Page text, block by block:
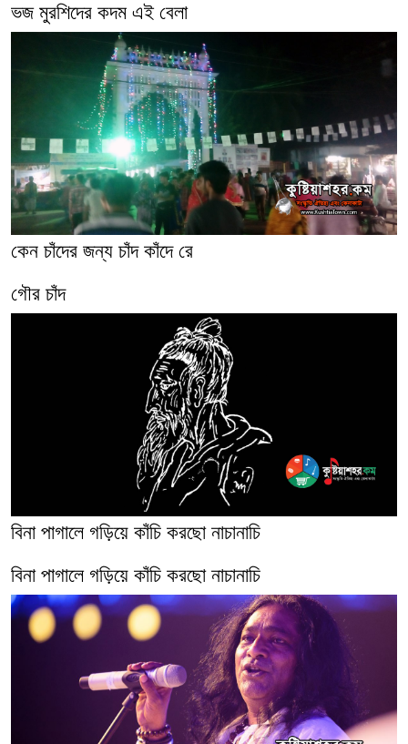
ভজ মুরশিদের কদম এই বেলা
কেন চাঁদের জন্য চাঁদ কাঁদে রে
গৌর চাঁদ
বিনা পাগালে গড়িয়ে কাঁচি করছো নাচানাচি
বিনা পাগালে গড়িয়ে কাঁচি করছো নাচানাচি